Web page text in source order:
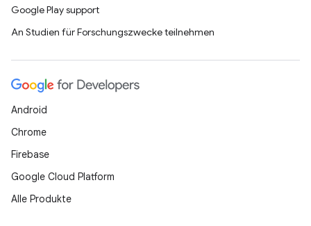
Google Play support
An Studien für Forschungszwecke teilnehmen
Android
Chrome
Firebase
Google Cloud Platform
Alle Produkte